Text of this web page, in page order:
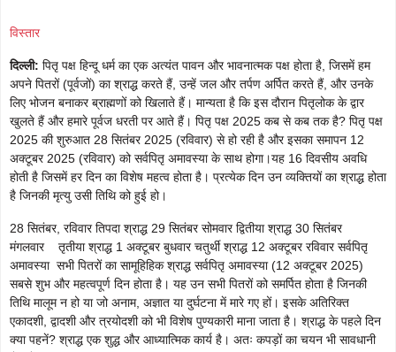
विस्तार
दिल्ली: पितृ पक्ष हिन्दू धर्म का एक अत्यंत पावन और भावनात्मक पक्ष होता है, जिसमें हम
अपने पितरों (पूर्वजों) का श्राद्ध करते हैं, उन्हें जल और तर्पण अर्पित करते हैं, और उनके
लिए भोजन बनाकर ब्राह्मणों को खिलाते हैं। मान्यता है कि इस दौरान पितृलोक के द्वार
खुलते हैं और हमारे पूर्वज धरती पर आते हैं। पितृ पक्ष 2025 कब से कब तक है? पितृ पक्ष
2025 की शुरुआत 28 सितंबर 2025 (रविवार) से हो रही है और इसका समापन 12
अक्टूबर 2025 (रविवार) को सर्वपितृ अमावस्या के साथ होगा।यह 16 दिवसीय अवधि
होती है जिसमें हर दिन का विशेष महत्व होता है। प्रत्येक दिन उन व्यक्तियों का श्राद्ध होता
है जिनकी मृत्यु उसी तिथि को हुई हो।
28 सितंबर, रविवार तिपदा श्राद्ध 29 सितंबर सोमवार द्वितीया श्राद्ध 30 सितंबर
मंगलवार तृतीया श्राद्ध 1 अक्टूबर बुधवार चतुर्थी श्राद्ध 12 अक्टूबर रविवार सर्वपितृ
अमावस्या सभी पितरों का सामूहिहिक श्राद्ध सर्वपितृ अमावस्या (12 अक्टूबर 2025)
सबसे शुभ और महत्वपूर्ण दिन होता है। यह उन सभी पितरों को समर्पित होता है जिनकी
तिथि मालूम न हो या जो अनाम, अज्ञात या दुर्घटना में मारे गए हों। इसके अतिरिक्त
एकादशी, द्वादशी और त्रयोदशी को भी विशेष पुण्यकारी माना जाता है। श्राद्ध के पहले दिन
क्या पहनें? श्राद्ध एक शुद्ध और आध्यात्मिक कार्य है। अतः कपड़ों का चयन भी सावधानी